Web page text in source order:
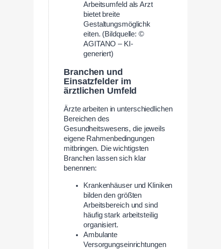
Arbeitsumfeld als Arzt
bietet breite
Gestaltungsmöglichk
eiten. (Bildquelle: ©
AGITANO – KI-
generiert)
Branchen und
Einsatzfelder im
ärztlichen Umfeld
Ärzte arbeiten in unterschiedlichen
Bereichen des
Gesundheitswesens, die jeweils
eigene Rahmenbedingungen
mitbringen. Die wichtigsten
Branchen lassen sich klar
benennen:
Krankenhäuser und Kliniken
bilden den größten
Arbeitsbereich und sind
häufig stark arbeitsteilig
organisiert.
Ambulante
Versorgungseinrichtungen